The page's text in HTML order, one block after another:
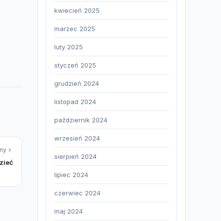
kwiecień 2025
marzec 2025
luty 2025
styczeń 2025
grudzień 2024
listopad 2024
październik 2024
wrzesień 2024
sierpień 2024
lipiec 2024
czerwiec 2024
maj 2024